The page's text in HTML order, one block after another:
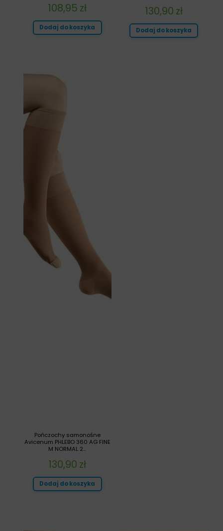
130,90 zł
Dodaj do koszyka
108,95 zł
Dodaj do koszyka
Pończochy samonośne
Avicenum PHLEBO 360 AG FINE
M NORMAL 2...
130,90 zł
Dodaj do koszyka